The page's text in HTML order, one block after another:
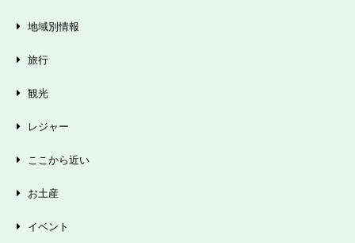
地域別情報
旅行
観光
レジャー
ここから近い
お土産
イベント